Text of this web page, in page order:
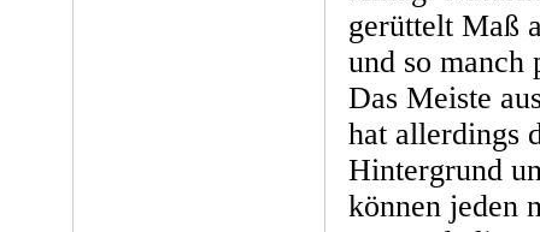
gerüttelt Maß
und so
Das Meiste
hat allerdings
Hintergrund
können jeden